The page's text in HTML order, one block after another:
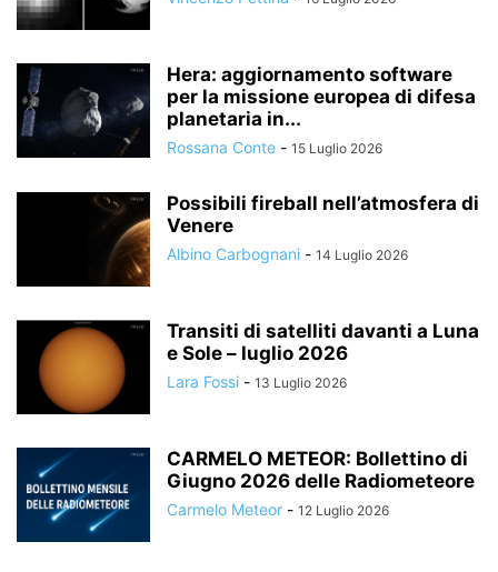
Hera: aggiornamento software
per la missione europea di difesa
planetaria in...
Rossana Conte - 15 Luglio 2026
Possibili fireball nell’atmosfera di
Venere
Albino Carbognani - 14 Luglio 2026
Transiti di satelliti davanti a Luna
e Sole – luglio 2026
Lara Fossi - 13 Luglio 2026
CARMELO METEOR: Bollettino di
Giugno 2026 delle Radiometeore
Carmelo Meteor - 12 Luglio 2026